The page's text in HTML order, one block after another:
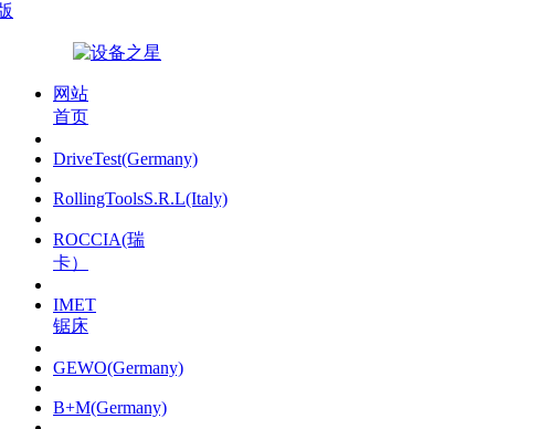
网站
首页
DriveTest(Germany)
RollingToolsS.R.L(Italy)
ROCCIA(瑞
卡）
IMET
锯床
GEWO(Germany)
B+M(Germany)